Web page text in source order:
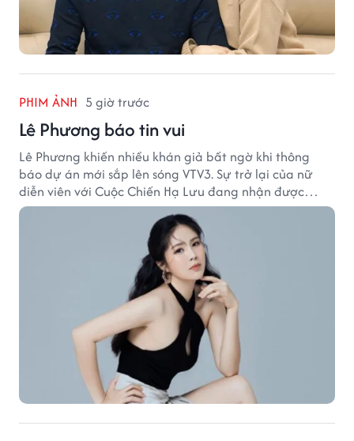
PHIM ẢNH 5 giờ trước
Lê Phương báo tin vui
Lê Phương khiến nhiều khán giả bất ngờ khi thông
báo dự án mới sắp lên sóng VTV3. Sự trở lại của nữ
diễn viên với Cuộc Chiến Hạ Lưu đang nhận được
nhiều sự quan tâm.